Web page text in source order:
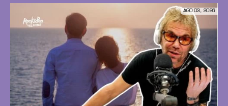
AGO 03, 2026